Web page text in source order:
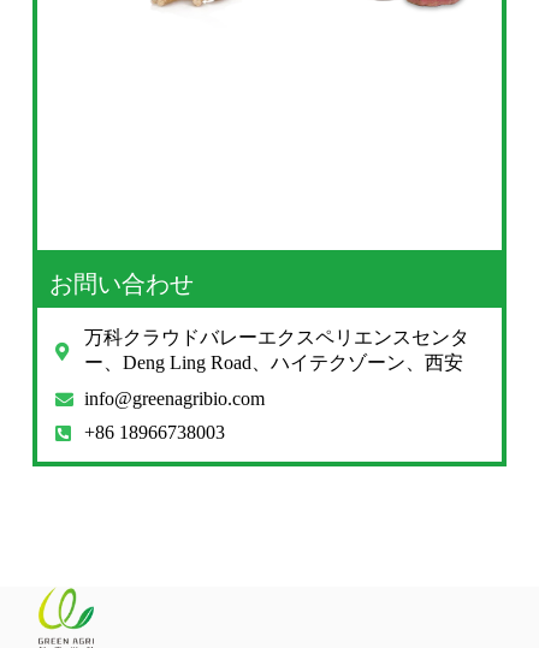
お問い合わせ
万科クラウドバレーエクスペリエンスセンタ
ー、Deng Ling Road、ハイテクゾーン、西安
info@greenagribio.com
+86 18966738003